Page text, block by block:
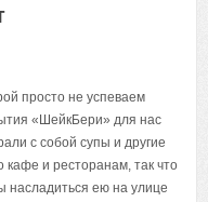
просто не успеваем
«ШейкБери» для нас
с собой супы и другие
и ресторанам, так что
насладиться ею на улице